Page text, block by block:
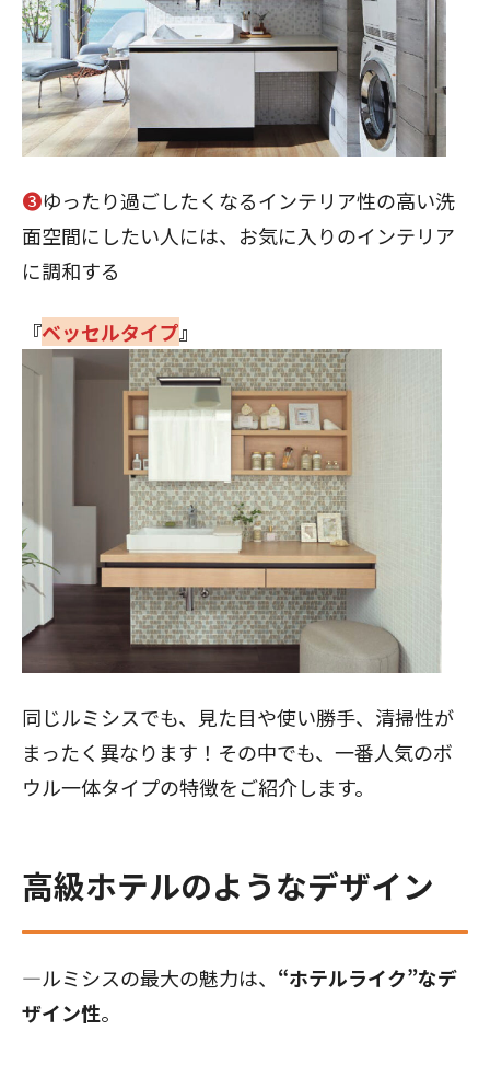
❸ゆったり過ごしたくなるインテリア性の高い洗
面空間にしたい人には、お気に入りのインテリア
に調和する
『ベッセルタイプ』
同じルミシスでも、見た目や使い勝手、清掃性が
まったく異なります！その中でも、一番人気のボ
ウル一体タイプの特徴をご紹介します。
高級ホテルのようなデザイン
―ルミシスの最大の魅力は、 “ホテルライク”なデ
ザイン性。